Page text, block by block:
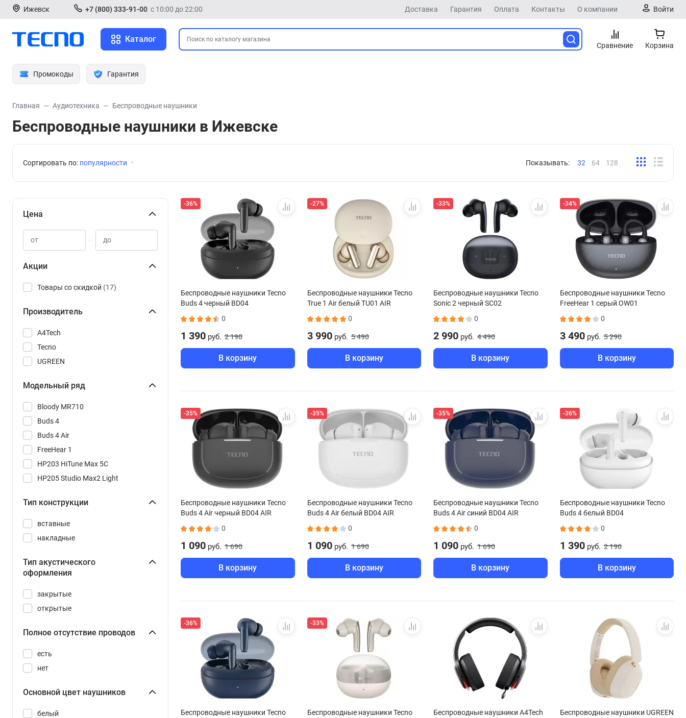
Ижевск +7 (800) 333-91-00 с 10:00 до 22:00 Доставка Гарантия Оплата Контакты О компании Войти
Каталог
Сравнение Корзина
Промокоды Гарантия
Главная Аудиотехника Беспроводные наушники
Беспроводные наушники в Ижевске
Сортировать по: популярности Показывать: 32 64 128
Цена
–
Акции
Товары со скидкой (17)
Производитель
A4Tech
Tecno
UGREEN
Модельный ряд
Bloody MR710
Buds 4
Buds 4 Air
FreeHear 1
HP203 HiTune Max 5C
HP205 Studio Max2 Light
True 1 Air
Тип конструкции
вставные
накладные
Тип акустического
оформления
закрытые
открытые
Полное отсутствие проводов
есть
нет
Основной цвет наушников
белый
-36%
Беспроводные наушники Tecno
Buds 4 черный BD04
0
1 390 руб. 2 190
В корзину
-27%
Беспроводные наушники Tecno
True 1 Air белый TU01 AIR
0
3 990руб. 5 490
В корзину
-33%
Беспроводные наушники Tecno
Sonic 2 черный SC02
0
2 990 руб. 4 490
В корзину
-34%
Беспроводные наушники Tecno
FreeHear 1 серый OW01
0
3 490руб. 5 290
В корзину
-35%
Беспроводные наушники Tecno
Buds 4 Air черный BD04 AIR
0
1 090 руб. 1 690
В корзину
-35%
Беспроводные наушники Tecno
Buds 4 Air белый BD04 AIR
0
1 090руб. 1 690
В корзину
-35%
Беспроводные наушники Tecno
Buds 4 Air синий BD04 AIR
0
1 090 руб. 1 690
В корзину
-36%
Беспроводные наушники Tecno
Buds 4 белый BD04
0
1 390руб. 2 190
В корзину
-36%
Беспроводные наушники Tecno
-33%
Беспроводные наушники Tecno
Беспроводные наушники A4Tech
Беспроводные наушники UGREEN